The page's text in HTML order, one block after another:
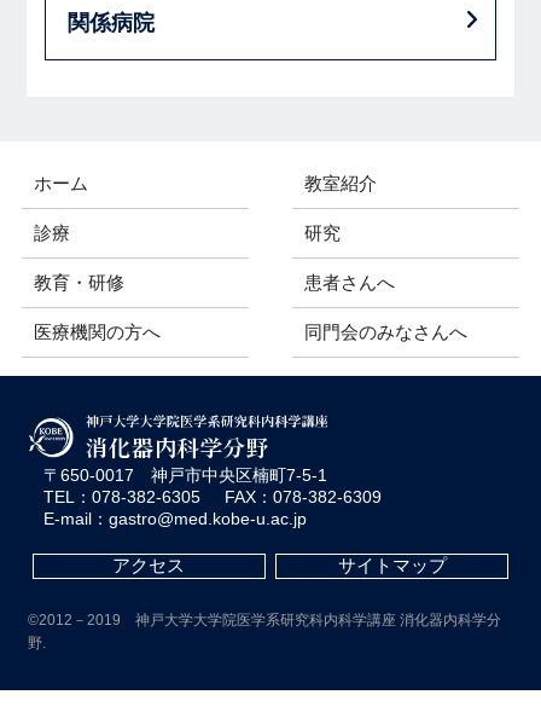
関係病院
ホーム 教室紹介
診療 研究
教育・研修 患者さんへ
医療機関の方へ 同門会のみなさんへ
〒650-0017 神戸市中央区楠町7-5-1
TEL：078-382-6305 FAX：078-382-6309
E-mail：gastro@med.kobe-u.ac.jp
アクセス サイトマップ
©2012－2019 神戸大学大学院医学系研究科内科学講座 消化器内科学分
野.